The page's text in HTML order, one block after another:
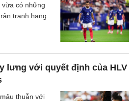
vừa có những
tranh hạng
lưng với quyết định của HLV
thuẫn với